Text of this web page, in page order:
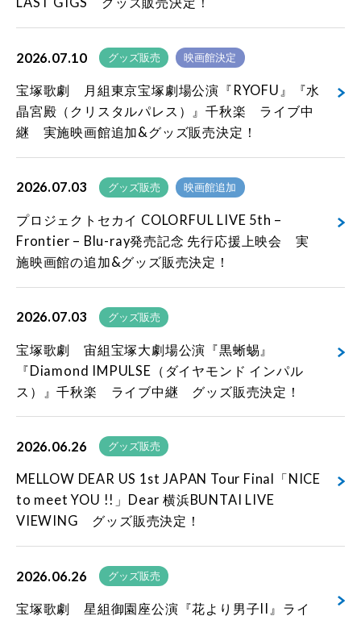
2026.07.10 グッズ販売 映画館決定
宝塚歌劇 月組東京宝塚劇場公演『RYOFU』『水
晶宮殿（クリスタルパレス）』千秋楽 ライブ中
継 実施映画館追加&グッズ販売決定！
2026.07.03 グッズ販売 映画館追加
プロジェクトセカイ COLORFUL LIVE 5th –
Frontier – Blu-ray発売記念 先行応援上映会 実
施映画館の追加&グッズ販売決定！
2026.07.03 グッズ販売
宝塚歌劇 宙組宝塚大劇場公演『黒蜥蜴』
『Diamond IMPULSE（ダイヤモンド インパル
ス）』千秋楽 ライブ中継 グッズ販売決定！
2026.06.26 グッズ販売
MELLOW DEAR US 1st JAPAN Tour Final「NICE
to meet YOU !!」Dear 横浜BUNTAI LIVE
VIEWING グッズ販売決定！
2026.06.26 グッズ販売
宝塚歌劇 星組御園座公演『花より男子II』ライ